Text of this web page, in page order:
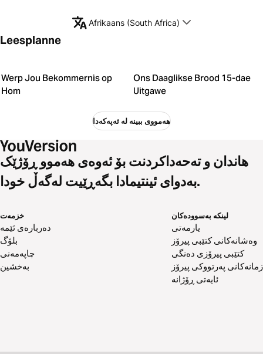
Afrikaans (South Africa)
Leesplanne
Werp Jou Bekommernis op
Hom
Ons Daaglikse Brood 15-dae
Uitgawe
هەمووی ببینە لە ئەپەکەدا
هاندان و تەحەداکردنت بۆ ئەوەی هەموو ڕۆژێک
بەدوای ئینتیمادا بگەڕێیت لەگەڵ خودا.
خزمەت
دەربارەی ئێمە
بلۆگ
چاپەمەنی
بەخشین
لینکە بەسوودەکان
یارمەتی
وەشانەکانی کتێبی پیرۆز
کتێبی پیرۆزی دەنگی
زمانەکانی پەرتووکی پیرۆز
ئایەتی ڕۆژانە